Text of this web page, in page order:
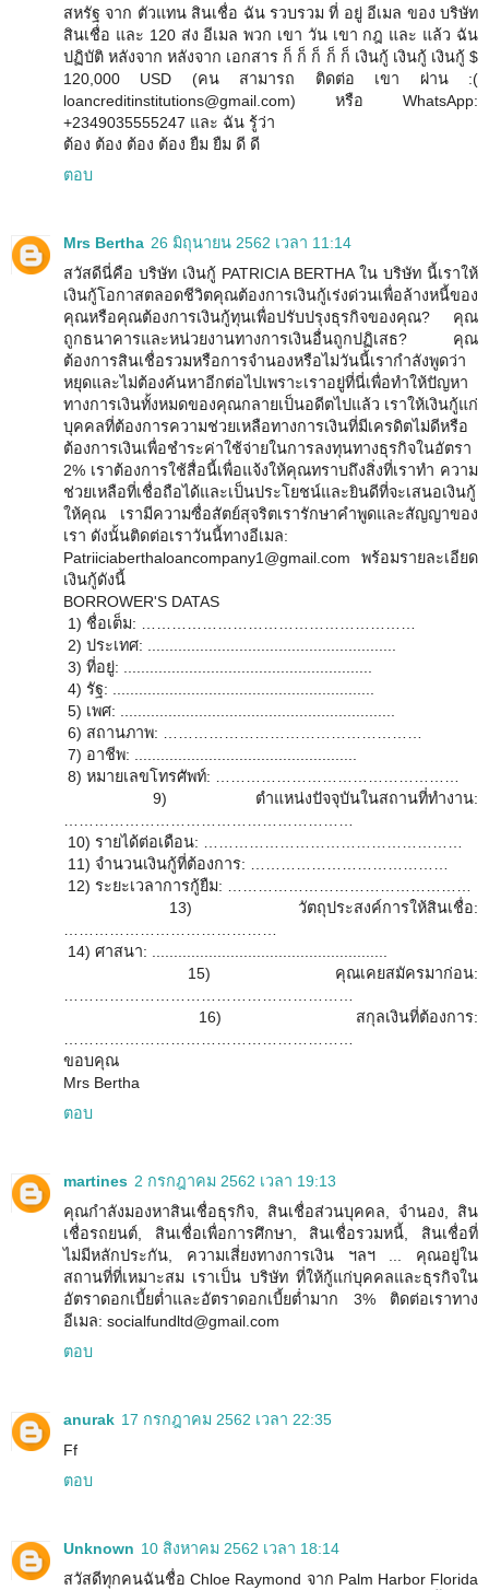
สหรัฐ จาก ตัวแทน สินเชื่อ ฉัน รวบรวม ที่ อยู่ อีเมล ของ บริษัท
สินเชื่อ และ 120 ส่ง อีเมล พวก เขา วัน เขา กฎ และ แล้ว ฉัน
ปฏิบัติ หลังจาก หลังจาก เอกสาร ก็ ก็ ก็ ก็ ก็ เงินกู้ เงินกู้ เงินกู้ $
120,000 USD (คน สามารถ ติดต่อ เขา ผ่าน :(
loancreditinstitutions@gmail.com) หรือ WhatsApp:
+2349035555247 และ ฉัน รู้ว่า
ต้อง ต้อง ต้อง ต้อง ยืม ยืม ดี ดี
ตอบ
Mrs Bertha 26 มิถุนายน 2562 เวลา 11:14
สวัสดีนี่คือ บริษัท เงินกู้ PATRICIA BERTHA ใน บริษัท นี้เราให้
เงินกู้โอกาสตลอดชีวิตคุณต้องการเงินกู้เร่งด่วนเพื่อล้างหนี้ของ
คุณหรือคุณต้องการเงินกู้ทุนเพื่อปรับปรุงธุรกิจของคุณ? คุณ
ถูกธนาคารและหน่วยงานทางการเงินอื่นถูกปฏิเสธ? คุณ
ต้องการสินเชื่อรวมหรือการจำนองหรือไม่วันนี้เรากำลังพูดว่า
หยุดและไม่ต้องค้นหาอีกต่อไปเพราะเราอยู่ที่นี่เพื่อทำให้ปัญหา
ทางการเงินทั้งหมดของคุณกลายเป็นอดีตไปแล้ว เราให้เงินกู้แก่
บุคคลที่ต้องการความช่วยเหลือทางการเงินที่มีเครดิตไม่ดีหรือ
ต้องการเงินเพื่อชำระค่าใช้จ่ายในการลงทุนทางธุรกิจในอัตรา
2% เราต้องการใช้สื่อนี้เพื่อแจ้งให้คุณทราบถึงสิ่งที่เราทำ ความ
ช่วยเหลือที่เชื่อถือได้และเป็นประโยชน์และยินดีที่จะเสนอเงินกู้
ให้คุณ เรามีความซื่อสัตย์สุจริตเรารักษาคำพูดและสัญญาของ
เรา ดังนั้นติดต่อเราวันนี้ทางอีเมล:
Patriiciaberthaloancompany1@gmail.com พร้อมรายละเอียด
เงินกู้ดังนี้
BORROWER'S DATAS
1) ชื่อเต็ม: ………………………………………………
2) ประเทศ: .........................................................
3) ที่อยู่: .........................................................
4) รัฐ: ............................................................
5) เพศ: ...............................................................
6) สถานภาพ: ……………………………………………
7) อาชีพ: ...................................................
8) หมายเลขโทรศัพท์: …………………………………………
9) ตำแหน่งปัจจุบันในสถานที่ทำงาน:
…………………………………………………
10) รายได้ต่อเดือน: ……………………………………………
11) จำนวนเงินกู้ที่ต้องการ: …………………………………
12) ระยะเวลาการกู้ยืม: …………………………………………
13) วัตถุประสงค์การให้สินเชื่อ:
……………………………………
14) ศาสนา: ......................................................
15) คุณเคยสมัครมาก่อน:
…………………………………………………
16) สกุลเงินที่ต้องการ:
…………………………………………………
ขอบคุณ
Mrs Bertha
ตอบ
martines 2 กรกฎาคม 2562 เวลา 19:13
คุณกำลังมองหาสินเชื่อธุรกิจ, สินเชื่อส่วนบุคคล, จำนอง, สิน
เชื่อรถยนต์, สินเชื่อเพื่อการศึกษา, สินเชื่อรวมหนี้, สินเชื่อที่
ไม่มีหลักประกัน, ความเสี่ยงทางการเงิน ฯลฯ ... คุณอยู่ใน
สถานที่ที่เหมาะสม เราเป็น บริษัท ที่ให้กู้แก่บุคคลและธุรกิจใน
อัตราดอกเบี้ยต่ำและอัตราดอกเบี้ยต่ำมาก 3% ติดต่อเราทาง
อีเมล: socialfundltd@gmail.com
ตอบ
anurak 17 กรกฎาคม 2562 เวลา 22:35
Ff
ตอบ
Unknown 10 สิงหาคม 2562 เวลา 18:14
สวัสดีทุกคนฉันชื่อ Chloe Raymond จาก Palm Harbor Florida